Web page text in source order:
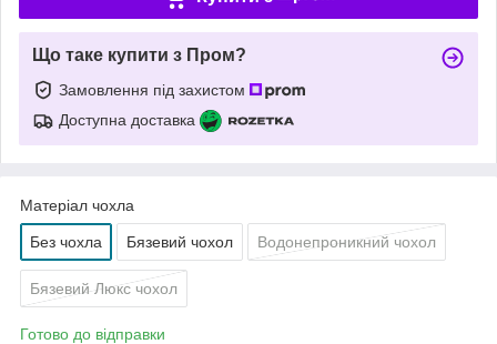
Що таке купити з Пром?
Замовлення під захистом
Доступна доставка
Матеріал чохла
Без чохла Бязевий чохол Водонепроникний чохол
Бязевий Люкс чохол
Готово до відправки